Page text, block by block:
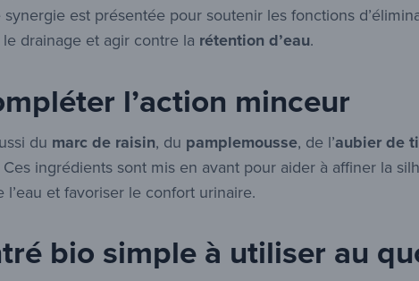
synergie est présentée pour soutenir les fonctions
drainage et agir contre la rétention d’eau.
l’action minceur
du marc de raisin, du pamplemousse, de l’aubier de
Ces ingrédients sont mis en avant pour aider à affiner la
l’eau et favoriser le confort urinaire.
bio simple à utiliser au